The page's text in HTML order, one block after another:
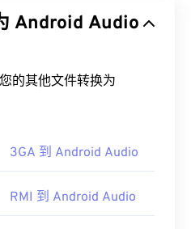
Android Audio
的其他文件转换为
3GA 到 Android Audio
RMI 到 Android Audio